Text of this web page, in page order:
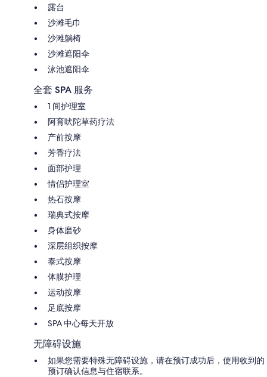
露台
沙滩毛巾
沙滩躺椅
沙滩遮阳伞
泳池遮阳伞
全套 SPA 服务
1 间护理室
阿育吠陀草药疗法
产前按摩
芳香疗法
面部护理
情侣护理室
热石按摩
瑞典式按摩
身体磨砂
深层组织按摩
泰式按摩
体膜护理
运动按摩
足底按摩
SPA 中心每天开放
无障碍设施
如果您需要特殊无障碍设施，请在预订成功后，使用收到的
预订确认信息与住宿联系。